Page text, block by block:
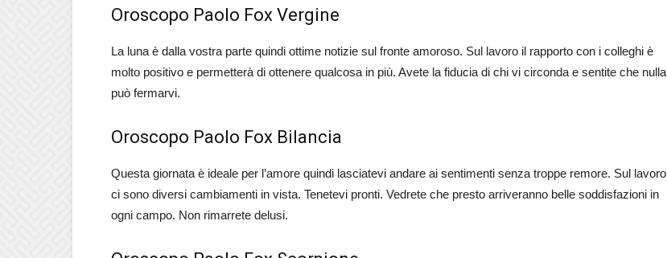
Oroscopo Paolo Fox Vergine
La luna è dalla vostra parte quindi ottime notizie sul fronte amoroso. Sul lavoro il rapporto con i colleghi è
molto positivo e permetterà di ottenere qualcosa in più. Avete la fiducia di chi vi circonda e sentite che nulla
può fermarvi.
Oroscopo Paolo Fox Bilancia
Questa giornata è ideale per l’amore quindi lasciatevi andare ai sentimenti senza troppe remore. Sul lavoro
ci sono diversi cambiamenti in vista. Tenetevi pronti. Vedrete che presto arriveranno belle soddisfazioni in
ogni campo. Non rimarrete delusi.